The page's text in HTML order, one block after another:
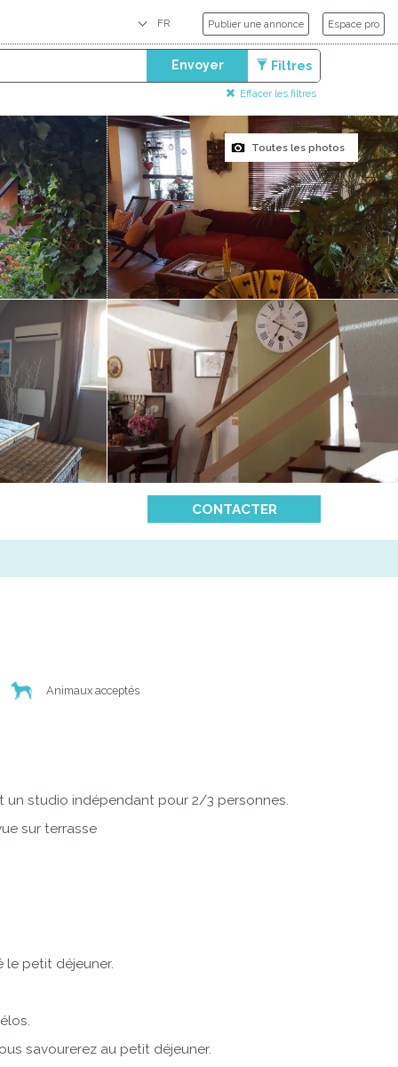
Publier une annonce Espace pro
Envoyer Filtres
Effacer les filtres
Toutes les photos
CONTACTER
Animaux acceptés
un studio indépendant pour 2/3 personnes.
sur terrasse
le petit déjeuner.
savourerez au petit déjeuner.